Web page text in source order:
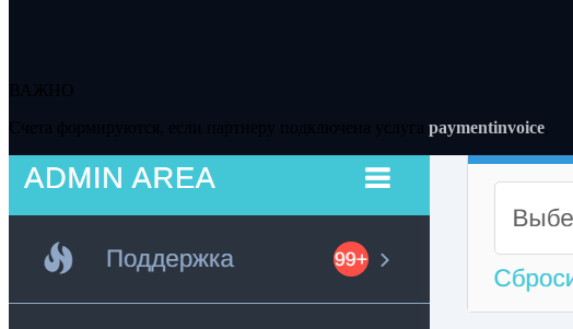
ВАЖНО
Cчета формируются, если партнеру подключена услуга paymentinvoice